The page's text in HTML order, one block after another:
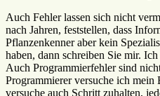
Auch Fehler lassen sich nicht
nach Jahren, feststellen, dass
Pflanzenkenner aber kein
haben, dann schreiben Sie mir.
Auch Programmierfehler sind
Programmierer versuche ich mein
versuche auch Schritt zuhalten,